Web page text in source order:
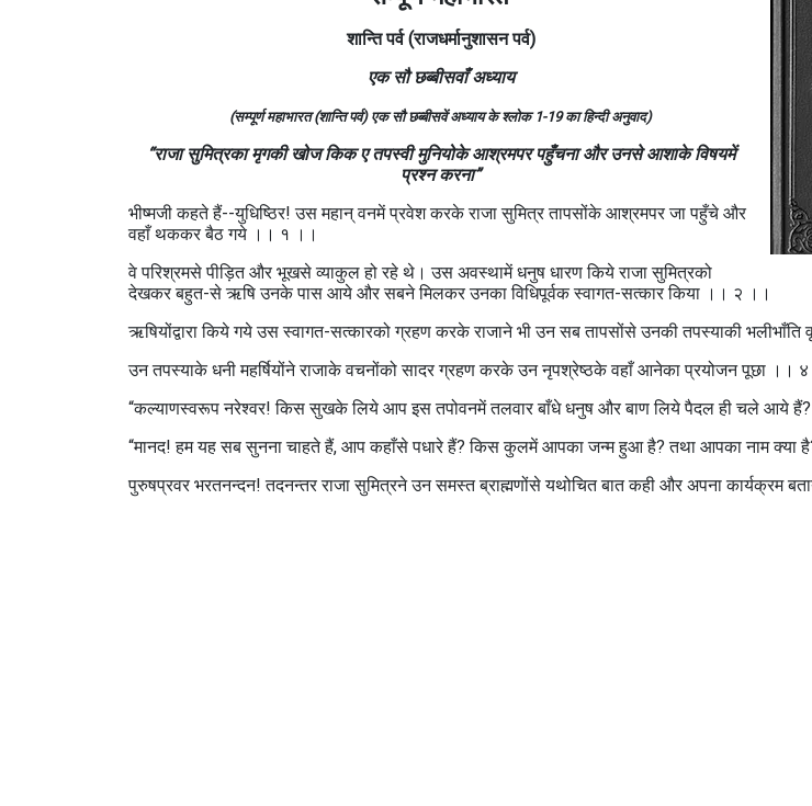
शान्ति पर्व (राजधर्मानुशासन पर्व)
एक सौ छब्बीसवाँ अध्याय
(सम्पूर्ण महाभारत (शान्ति पर्व) एक सौ छब्बीसवें अध्याय के श्लोक 1-19 का हिन्दी अनुवाद)
“राजा सुमित्रका मृगकी खोज किक ए तपस्वी मुनियोके आश्रमपर पहुँचना और उनसे आशाके विषयमें
प्रश्न करना”
भीष्मजी कहते हैं--युधिष्ठिर! उस महान्‌ वनमें प्रवेश करके राजा सुमित्र तापसोंके आश्रमपर जा पहुँचे और
वहाँ थककर बैठ गये ।। १ ।।
वे परिश्रमसे पीड़ित और भूखसे व्याकुल हो रहे थे। उस अवस्थामें धनुष धारण किये राजा सुमित्रको
देखकर बहुत-से ऋषि उनके पास आये और सबने मिलकर उनका विधिपूर्वक स्वागत-सत्कार किया ।। २ ।।
ऋषियोंद्वारा किये गये उस स्वागत-सत्कारको ग्रहण करके राजाने भी उन सब तापसोंसे उनकी तपस्याकी भलीभाँति
उन तपस्याके धनी महर्षियोंने राजाके वचनोंको सादर ग्रहण करके उन नृपश्रेष्ठके वहाँ आनेका प्रयोजन पूछा ।।
“कल्याणस्वरूप नरेश्वर! किस सुखके लिये आप इस तपोवनमें तलवार बाँधे धनुष और बाण लिये पैदल ही चले आये
“मानद! हम यह सब सुनना चाहते हैं, आप कहाँसे पधारे हैं? किस कुलमें आपका जन्म हुआ है? तथा आपका नाम क्‍या
पुरुषप्रवर भरतनन्दन! तदनन्तर राजा सुमित्रने उन समस्त ब्राह्मणोंसे यथोचित बात कही और अपना कार्यक्रम